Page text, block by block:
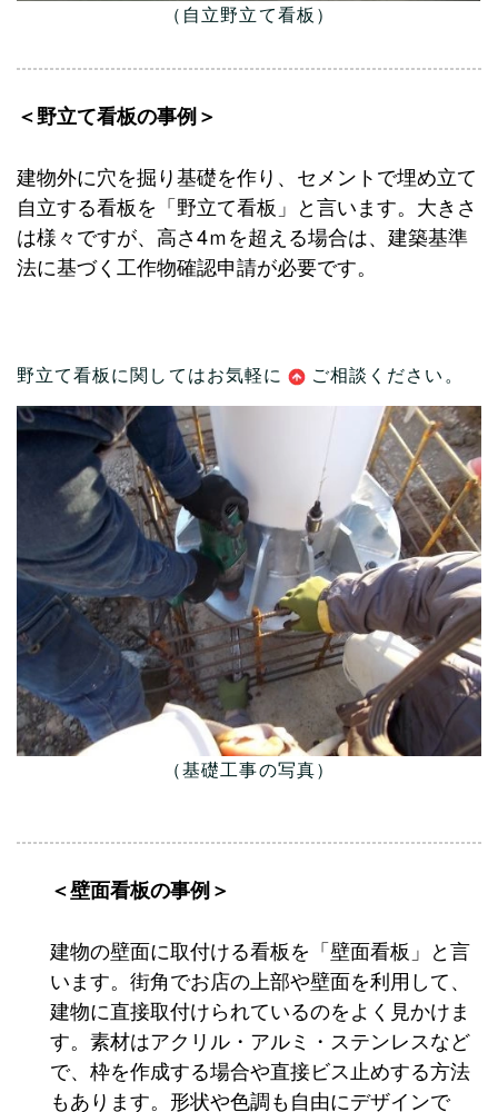
（自立野立て看板）
＜野立て看板の事例＞
建物外に穴を掘り基礎を作り、セメントで埋め立て
自立する看板を「野立て看板」と言います。大きさ
は様々ですが、高さ4ｍを超える場合は、建築基準
法に基づく工作物確認申請が必要です。
野立て看板に関してはお気軽に ご相談 ください。
（基礎工事の写真）
＜壁面看板の事例＞
建物の壁面に取付ける看板を「壁面看板」と言
います。街角でお店の上部や壁面を利用して、
建物に直接取付けられているのをよく見かけま
す。素材はアクリル・アルミ・ステンレスなど
で、枠を作成する場合や直接ビス止めする方法
もあります。形状や色調も自由にデザインで